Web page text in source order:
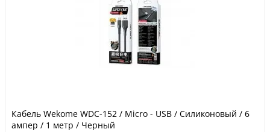
Кабель Wekome WDC-152 / Micro - USB / Силиконовый / 6
ампер / 1 метр / Черный